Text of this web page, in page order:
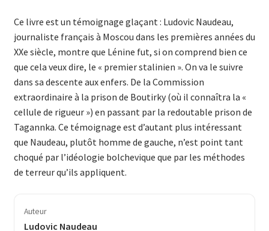
Ce livre est un témoignage glaçant : Ludovic Naudeau,
journaliste français à Moscou dans les premières années du
XXe siècle, montre que Lénine fut, si on comprend bien ce
que cela veux dire, le « premier stalinien ». On va le suivre
dans sa descente aux enfers. De la Commis­sion
extraordinaire à la prison de Boutirky (où il connaîtra la «
cellule de rigueur ») en passant par la redoutable prison de
Tagannka. Ce témoignage est d’autant plus intéressant
que Naudeau, plutôt homme de gauche, n’est point tant
choqué par l’idéologie bolchevique que par les méthodes
de terreur qu’ils appliquent.
Auteur
Ludovic Naudeau